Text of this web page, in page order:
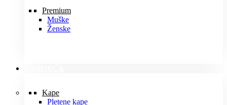
Premium
Muške
Ženske
Kape
Pletene kape